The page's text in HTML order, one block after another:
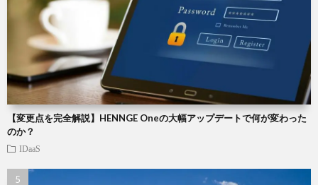
【変更点を完全解説】HENNGE Oneの大幅アップデートで何が変わった
のか？
IDaaS